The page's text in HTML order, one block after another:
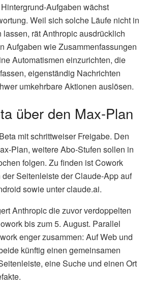
Aufgaben wächst
Weil sich solche Läufe nicht in
lassen, rät Anthropic ausdrücklich
Aufgaben wie Zusammenfassungen
Automatismen einzurichten, die
eigenständig Nachrichten
umkehrbare Aktionen auslösen.
über den Max-Plan
mit schrittweiser Freigabe. Den
Plan, weitere Abo-Stufen sollen in
folgen. Zu finden ist Cowork
Seitenleiste der Claude-App auf
sowie unter claude.ai.
Anthropic die zuvor verdoppelten
bis zum 5. August. Parallel
enger zusammen: Auf Web und
künftig einen gemeinsamen
eine Suche und einen Ort